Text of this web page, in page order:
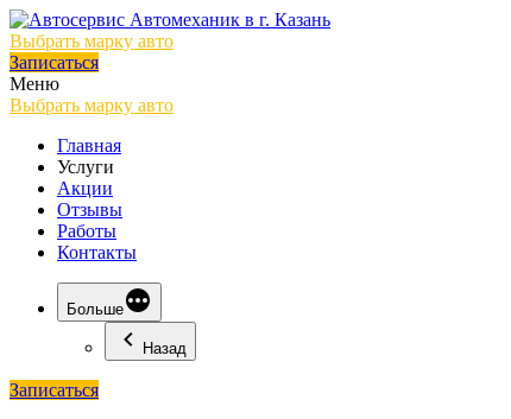
Выбрать марку авто
Записаться
Меню
Выбрать марку авто
Главная
Услуги
Акции
Отзывы
Работы
Контакты
Больше
Назад
Записаться